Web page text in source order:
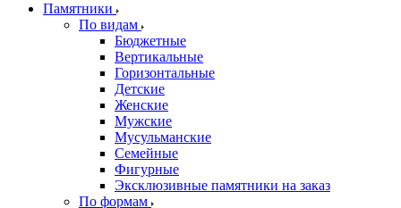
Памятники
По видам
Бюджетные
Вертикальные
Горизонтальные
Детские
Женские
Мужские
Мусульманские
Семейные
Фигурные
Эксклюзивные памятники на заказ
По формам